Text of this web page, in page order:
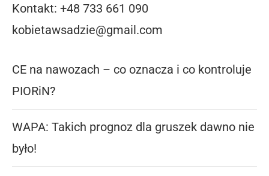
Kontakt: +48 733 661 090
kobietawsadzie@gmail.com
CE na nawozach – co oznacza i co kontroluje
PIORiN?
WAPA: Takich prognoz dla gruszek dawno nie
było!